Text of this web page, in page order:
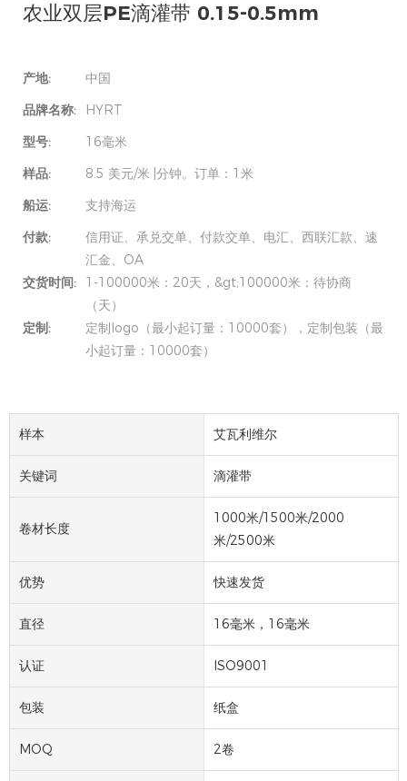
农业双层PE滴灌带 0.15-0.5mm
产地:
中国
品牌名称:
HYRT
型号:
16毫米
样品:
8.5 美元/米 |分钟。订单：1米
船运:
支持海运
付款:
信用证、承兑交单、付款交单、电汇、西联汇款、速
汇金、OA
交货时间:
1-100000米：20天，&gt;100000米：待协商
（天）
定制:
定制logo（最小起订量：10000套），定制包装（最
小起订量：10000套）
样本 艾瓦利维尔
关键词 滴灌带
卷材长度
1000米/1500米/2000
米/2500米
优势 快速发货
直径 16毫米，16毫米
认证 ISO9001
包装 纸盒
MOQ 2卷